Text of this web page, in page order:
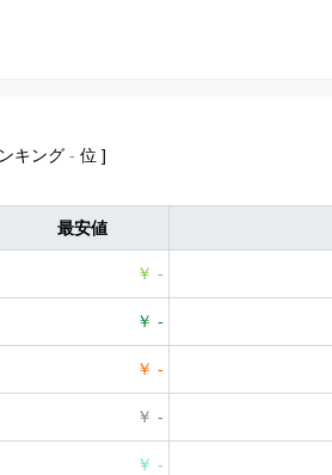
キング - 位 ]
最安値
￥ -
￥ -
￥ -
￥ -
￥ -